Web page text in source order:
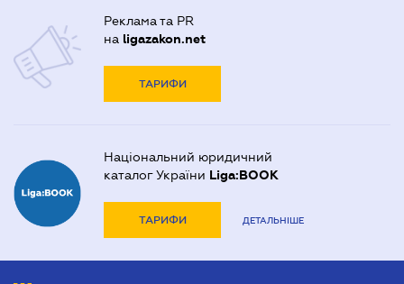
Реклама та PR
на ligazakon.net
ТАРИФИ
Національний юридичний
каталог України Liga:BOOK
ТАРИФИ ДЕТАЛЬНІШЕ